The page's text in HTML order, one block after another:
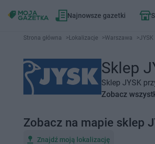
Najnowsze gazetki
Strona główna >Lokalizacje >Warszawa >JYSK
Sklep
Sklep JYSK
Zobacz
Zobacz na mapie sklep
Znajdź moją lokalizację